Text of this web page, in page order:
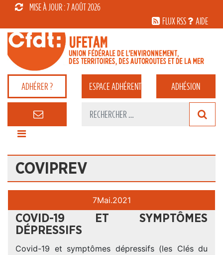
MISE À JOUR : 7 AOÛT 2026
FLUX RSS
AIDE
ADHÉRER ? ESPACEADHÉRENT ADHÉSION
COVIPREV
7Mai.2021
COVID-19 ET SYMPTÔMES
DÉPRESSIFS
Covid-19 et symptômes dépressifs (les Clés du